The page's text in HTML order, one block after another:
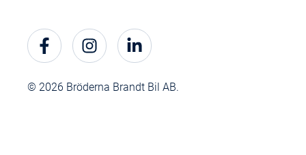
© 2026 Bröderna Brandt Bil AB.